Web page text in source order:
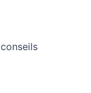
conseils